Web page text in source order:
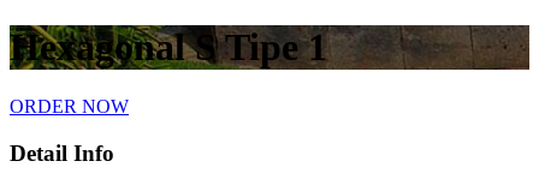
Hexagonal S Tipe 1
ORDER NOW
Detail Info